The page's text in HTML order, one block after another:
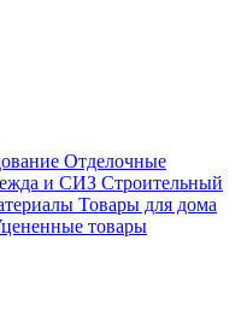
Отделочные
и СИЗ Строительный
Товары для дома
товары